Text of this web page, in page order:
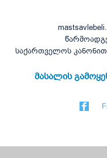
საქართველოს
მასალის